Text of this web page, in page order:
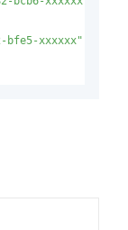
bfe5-xxxxxx"